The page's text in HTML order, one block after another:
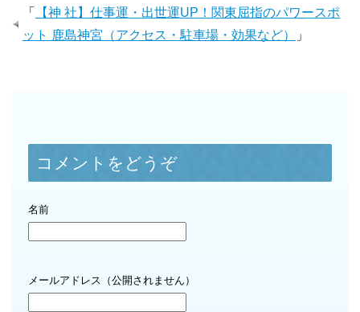
「
【神 社】仕事運・出世運UP！関東屈指のパワースポ
ット 鹿島神宮（アクセス・駐車場・効果など）
」
コメントをどうぞ
名前
メールアドレス（公開されません）